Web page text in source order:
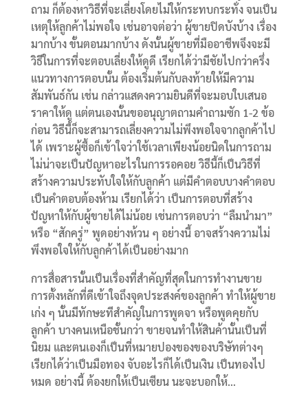
ถาม ก็ต้องหาวิธีที่จะเลี่ยงโดยไม่ให้กระทบกระทั่ง จนเป็น
เหตุให้ลูกค้าไม่พอใจ เช่นอาจต่อว่า ผู้ขายปิดบังบ้าง เรื่อง
มากบ้าง ขั้นตอนมากบ้าง ดังนั้นผู้ขายที่มืออาชีพจึงจะมี
วิธีในการที่จะตอบเลี่ยงให้ดูดี เรียกได้ว่ามีชัยไปกว่าครึ่ง
แนวทางการตอบนั้น ต้องเริ่มต้นกับลงท้ายให้มีความ
สัมพันธ์กัน เช่น กล่าวแสดงความยินดีที่จะมอบใบเสนอ
ราคาให้ดู แต่ตนเองนั้นขออนุญาตถามคำถามซัก 1-2 ข้อ
ก่อน วิธีนี้ก็จะสามารถเลี่ยงความไม่พึงพอใจจากลูกค้าไป
ได้ เพราะผู้ซื้อก็เข้าใจว่าใช้เวลาเพียงน้อยนิดในการถาม
ไม่น่าจะเป็นปัญหาอะไรในการรอคอย วิธีนี้ก็เป็นวิธีที่
สร้างความประทับใจให้กับลูกค้า แต่มีคำตอบบางคำตอบ
เป็นคำตอบต้องห้าม เรียกได้ว่า เป็นการตอบที่สร้าง
ปัญหาให้กับผู้ขายได้ไม่น้อย เช่นการตอบว่า “ลืมนำมา”
หรือ “สักครู่” พูดอย่างห้วน ๆ อย่างนี้ อาจสร้างความไม่
พึงพอใจให้กับลูกค้าได้เป็นอย่างมาก
การสื่อสารนั้นเป็นเรื่องที่สำคัญที่สุดในการทำงานขาย
การตั้งหลักที่ดีเข้าใจถึงจุดประสงค์ของลูกค้า ทำให้ผู้ขาย
เก่ง ๆ นั้นมีทักษะทีสำคัญในการพูดจา หรือพูดคุยกับ
ลูกค้า บางคนเหนือชั้นกว่า ขายจนทำให้สินค้านั้นเป็นที่
นิยม และตนเองก็เป็นที่หมายปองของของบริษัทต่างๆ
เรียกได้ว่าเป็นมือทอง จับอะไรก็ได้เป็นเงิน เป็นทองไป
หมด อย่างนี้ ต้องยกให้เป็นเซียน นะจะบอกให้…